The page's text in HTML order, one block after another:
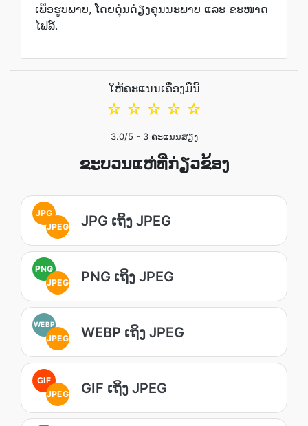
ເພື່ອຮູບພາບ, ໂດຍດຸ່ນດ່ຽງຄຸນນະພາບ ແລະ ຂະໜາດ
ໄຟລ໌.
ໃຫ້ຄະແນນເຄື່ອງມືນີ້
☆
☆
☆
☆
☆
3.0/5 - 3ຄະແນນສຽງ
ຂະບວນແຫ່ທີ່ກ່ຽວຂ້ອງ
JPG
JPEG
JPG ເຖິງ JPEG
PNG
JPEG
PNG ເຖິງ JPEG
WEBP
JPEG WEBP ເຖິງ JPEG
GIF
JPEG
GIF ເຖິງ JPEG